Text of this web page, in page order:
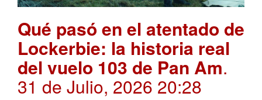
Qué pasó en el atentado de
Lockerbie: la historia real
del vuelo 103 de Pan Am.
31 de Julio, 2026 20:28